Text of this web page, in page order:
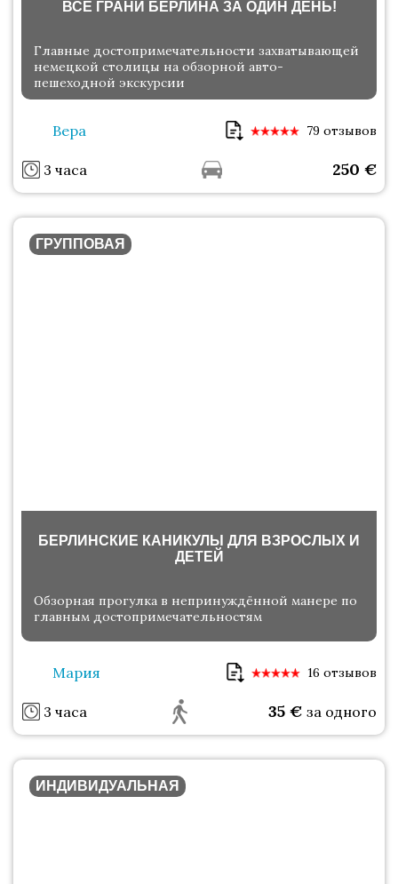
ВСЕ ГРАНИ БЕРЛИНА ЗА ОДИН ДЕНЬ!
Главные достопримечательности захватывающей
немецкой столицы на обзорной авто-
пешеходной экскурсии
Вера 79 отзывов
3 часа 250 €
ГРУППОВАЯ
БЕРЛИНСКИЕ КАНИКУЛЫ ДЛЯ ВЗРОСЛЫХ И
ДЕТЕЙ
Обзорная прогулка в непринуждённой манере по
главным достопримечательностям
Мария 16 отзывов
3 часа 35 € за одного
ИНДИВИДУАЛЬНАЯ